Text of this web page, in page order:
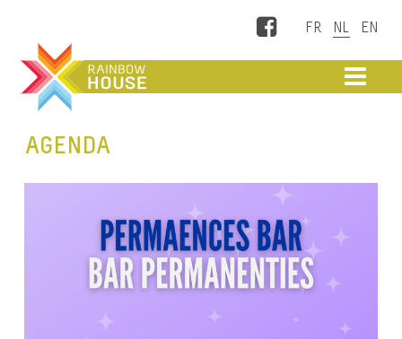
Facebook
AGENDA